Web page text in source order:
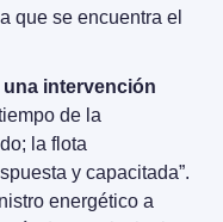
que se encuentra el
intervención
de la
la flota
y capacitada”.
energético a